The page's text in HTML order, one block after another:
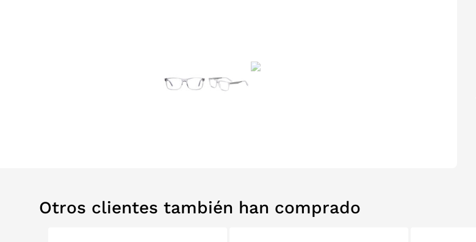
Otros clientes también han comprado